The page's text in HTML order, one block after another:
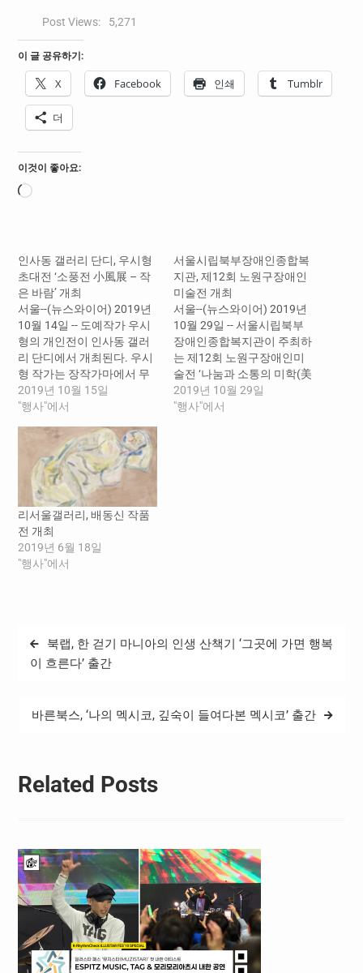
Post Views: 5,271
이 글 공유하기:
X Facebook 인쇄 Tumblr
더
이것이 좋아요:
로
인사동 갤러리 단디, 우시형
초대전 ‘소풍전 小風展 – 작
은 바람’ 개최
서울--(뉴스와이어) 2019년
10월 14일 -- 도예작가 우시
형의 개인전이 인사동 갤러
리 단디에서 개최된다. 우시
형 작가는 장작가마에서 무
유 소성 기법을 사용하여 제
작한 작품들을 선보인다. 무
지 않은 채 장작가마에서 오
랜 시간 소성한 후, 나무재가
흙(기물) 위에 쌓이고 녹아
기물 표면에 자연적으로 유
를 형성하도록 하는 기법이
다. 이때 여러 가지 소지(흙)
를 사용하여…
2019년 10월 15일
"행사"에서
서울시립북부장애인종합복
지관, 제12회 노원구장애인
미술전 개최
서울--(뉴스와이어) 2019년
10월 29일 -- 서울시립북부
장애인종합복지관이 주최하
는 제12회 노원구장애인미
술전 ‘나눔과 소통의 미학(美
學)전’ 개장식이 28일(월) 오
후2시 노원구청 1층 로비에
어…
2019년 10월 29일
"행사"에서
리서울갤러리, 배동신 작품
전 개최
2019년 6월 18일
"행사"에서
글
탐
북랩, 한 걷기 마니아의 인생 산책기 ‘그곳에 가면 행복
이 흐른다’ 출간
바른북스, ‘나의 멕시코, 깊숙이 들여다본 멕시코’ 출간
Related Posts